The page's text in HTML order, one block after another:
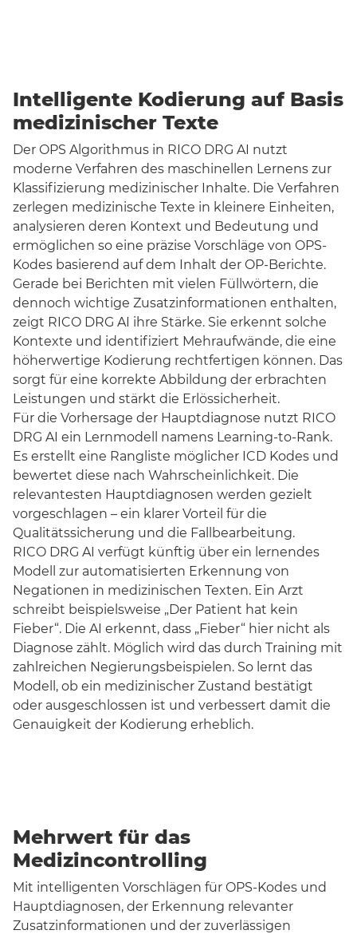
Intelligente Kodierung auf Basis
medizinischer Texte
Der OPS Algorithmus in RICO DRG AI nutzt
moderne Verfahren des maschinellen Lernens zur
Klassifizierung medizinischer Inhalte. Die Verfahren
zerlegen medizinische Texte in kleinere Einheiten,
analysieren deren Kontext und Bedeutung und
ermöglichen so eine präzise Vorschläge von OPS-
Kodes basierend auf dem Inhalt der OP-Berichte.
Gerade bei Berichten mit vielen Füllwörtern, die
dennoch wichtige Zusatzinformationen enthalten,
zeigt RICO DRG AI ihre Stärke. Sie erkennt solche
Kontexte und identifiziert Mehraufwände, die eine
höherwertige Kodierung rechtfertigen können. Das
sorgt für eine korrekte Abbildung der erbrachten
Leistungen und stärkt die Erlössicherheit.
Für die Vorhersage der Hauptdiagnose nutzt RICO
DRG AI ein Lernmodell namens Learning-to-Rank.
Es erstellt eine Rangliste möglicher ICD Kodes und
bewertet diese nach Wahrscheinlichkeit. Die
relevantesten Hauptdiagnosen werden gezielt
vorgeschlagen – ein klarer Vorteil für die
Qualitätssicherung und die Fallbearbeitung.
RICO DRG AI verfügt künftig über ein lernendes
Modell zur automatisierten Erkennung von
Negationen in medizinischen Texten. Ein Arzt
schreibt beispielsweise „Der Patient hat kein
Fieber“. Die AI erkennt, dass „Fieber“ hier nicht als
Diagnose zählt. Möglich wird das durch Training mit
zahlreichen Negierungsbeispielen. So lernt das
Modell, ob ein medizinischer Zustand bestätigt
oder ausgeschlossen ist und verbessert damit die
Genauigkeit der Kodierung erheblich.
Mehrwert für das
Medizincontrolling
Mit intelligenten Vorschlägen für OPS-Kodes und
Hauptdiagnosen, der Erkennung relevanter
Zusatzinformationen und der zuverlässigen